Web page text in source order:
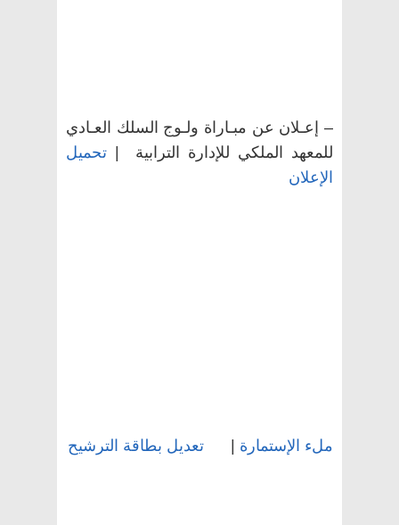
– إعـلان عن مبـاراة ولـوج السلك العـادي
للمعهد الملكي للإدارة الترابية
تحميل
الإعلان
ملء الإستمارة تعديل بطاقة الترشيح